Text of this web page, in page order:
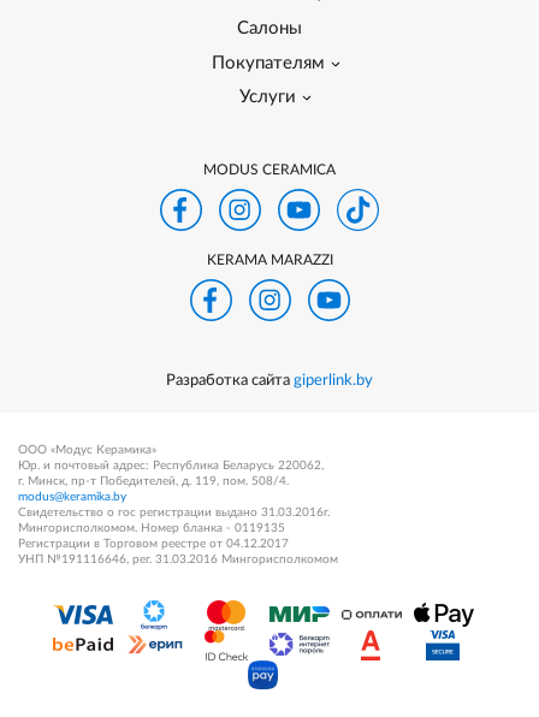
Салоны
Покупателям
Услуги
MODUS CERAMICA
KERAMA MARAZZI
Разработка сайта giperlink.by
ООО «Модус Керамика»
Юр. и почтовый адрес: Республика Беларусь 220062,
г. Минск, пр-т Победителей, д. 119, пом. 508/4.
modus@keramika.by
Свидетельство о гос регистрации выдано 31.03.2016г.
Мингорисполкомом. Номер бланка - 0119135
Регистрации в Торговом реестре от 04.12.2017
УНП №191116646, рег. 31.03.2016 Мингорисполкомом